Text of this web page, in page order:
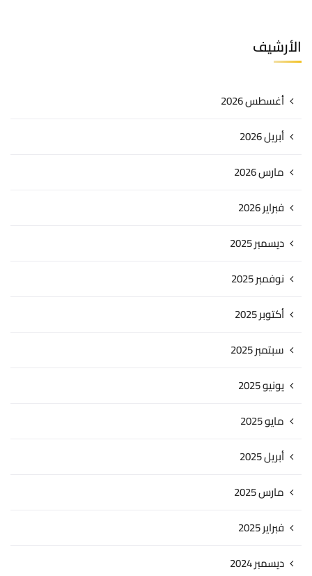
الأرشيف
أغسطس 2026
أبريل 2026
مارس 2026
فبراير 2026
ديسمبر 2025
نوفمبر 2025
أكتوبر 2025
سبتمبر 2025
يونيو 2025
مايو 2025
أبريل 2025
مارس 2025
فبراير 2025
ديسمبر 2024